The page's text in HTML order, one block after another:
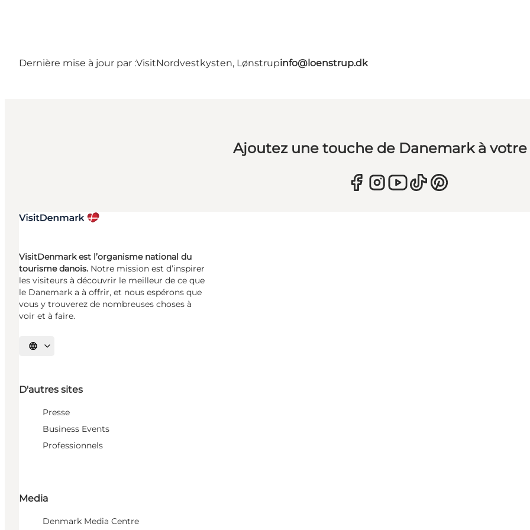
Dernière mise à jour par :VisitNordvestkysten, Lønstrupinfo@loenstrup.dk
Ajoutez une touche de Danemark à
VisitDenmark est l’organisme national du
tourisme danois. Notre mission est d’inspirer
les visiteurs à découvrir le meilleur de ce que
le Danemark a à offrir, et nous espérons que
vous y trouverez de nombreuses choses à
voir et à faire.
Choisissez la langue
D'autres sites
Presse
Business Events
Professionnels
Media
Denmark Media Centre